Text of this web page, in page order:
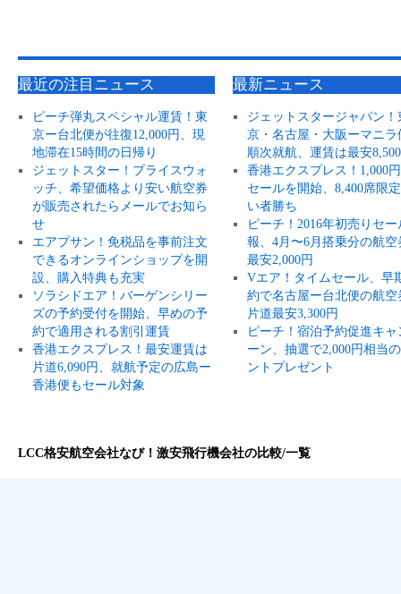
最近の注目ニュース
ピーチ弾丸スペシャル運賃！東
京ー台北便が往復12,000円、現
地滞在15時間の日帰り
ジェットスター！プライスウォ
ッチ、希望価格より安い航空券
が販売されたらメールでお知ら
せ
エアプサン！免税品を事前注文
できるオンラインショップを開
設、購入特典も充実
ソラシドエア！バーゲンシリー
ズの予約受付を開始、早めの予
約で適用される割引運賃
香港エクスプレス！最安運賃は
片道6,090円、就航予定の広島ー
香港便もセール対象
最新ニュース
ジェットスタージャパン！
京・名古屋・大阪ーマニラ
順次就航、運賃は最安
香港エクスプレス！1,000
セールを開始、8,400席限
い者勝ち
ピーチ！2016年初売りセー
報、4月〜6月搭乗分の航空
最安2,000円
Vエア！タイムセール、早
約で名古屋ー台北便の航空
片道最安3,300円
ピーチ！宿泊予約促進キャ
ーン、抽選で2,000円相当
ントプレゼント
LCC格安航空会社なび！激安飛行機会社の比較/一覧